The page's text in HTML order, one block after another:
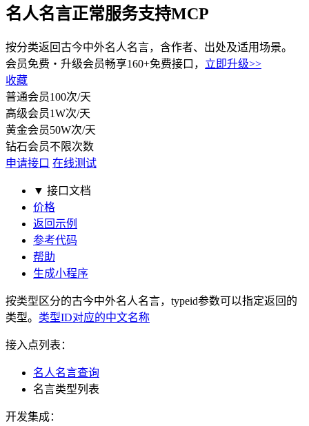
名人名言正常服务支持MCP
按分类返回古今中外名人名言，含作者、出处及适用场景。
会员免费・ 升级会员畅享160+免费接口， 立即升级>>
收藏
普通会员100次/天
高级会员1W次/天
黄金会员50W次/天
钻石会员不限次数
申请接口 在线测试
▼ 接口文档
价格
返回示例
参考代码
帮助
生成小程序
按类型区分的古今中外名人名言，typeid参数可以指定返回的
类型。 类型ID对应的中文名称
接入点列表：
名人名言查询
名言类型列表
开发集成：